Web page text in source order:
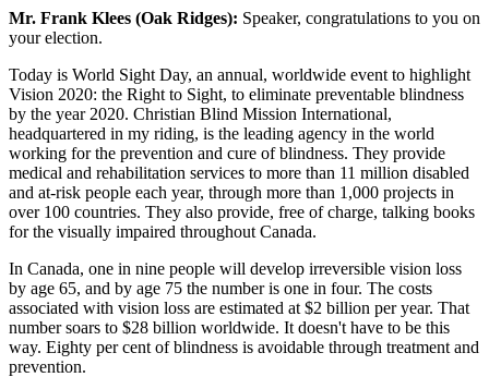
Mr. Frank Klees (Oak Ridges): Speaker, congratulations to you on
your election.
Today is World Sight Day, an annual, worldwide event to highlight
Vision 2020: the Right to Sight, to eliminate preventable blindness
by the year 2020. Christian Blind Mission International,
headquartered in my riding, is the leading agency in the world
working for the prevention and cure of blindness. They provide
medical and rehabilitation services to more than 11 million disabled
and at-risk people each year, through more than 1,000 projects in
over 100 countries. They also provide, free of charge, talking books
for the visually impaired throughout Canada.
In Canada, one in nine people will develop irreversible vision loss
by age 65, and by age 75 the number is one in four. The costs
associated with vision loss are estimated at $2 billion per year. That
number soars to $28 billion worldwide. It doesn't have to be this
way. Eighty per cent of blindness is avoidable through treatment and
prevention.